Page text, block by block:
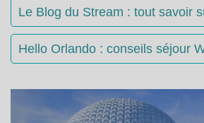
Le Blog du Stream : tout savoir
Hello Orlando : conseils séjour